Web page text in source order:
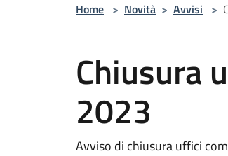
Home > Novità > Avvisi >
Chiusura
2023
Avviso di chiusura uffici